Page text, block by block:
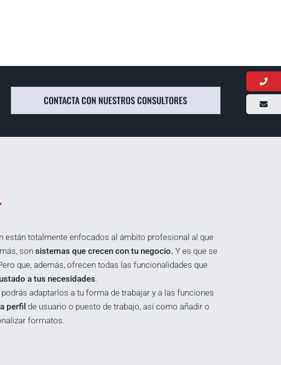
CONTACTA CON NUESTROS CONSULTORES
están totalmente enfocados al ámbito profesional al que
son sistemas que crecen con tu negocio. Y es que se
que, además, ofrecen todas las funcionalidades que
a tus necesidades.
adaptarlos a tu forma de trabajar y a las funciones
perfil de usuario o puesto de trabajo, así como añadir o
formatos.